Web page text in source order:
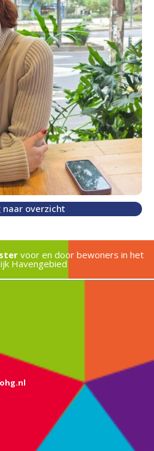
naar overzicht
voor en door bewoners in het
Havengebied